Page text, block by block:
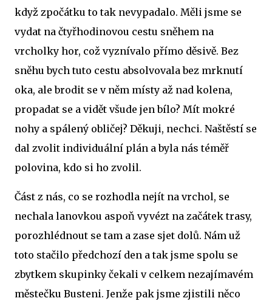
když zpočátku to tak nevypadalo. Měli jsme se
vydat na čtyřhodinovou cestu sněhem na
vrcholky hor, což vyznívalo přímo děsivě. Bez
sněhu bych tuto cestu absolvovala bez mrknutí
oka, ale brodit se v něm místy až nad kolena,
propadat se a vidět všude jen bílo? Mít mokré
nohy a spálený obličej? Děkuji, nechci. Naštěstí se
dal zvolit individuální plán a byla nás téměř
polovina, kdo si ho zvolil.
Část z nás, co se rozhodla nejít na vrchol, se
nechala lanovkou aspoň vyvézt na začátek trasy,
porozhlédnout se tam a zase sjet dolů. Nám už
toto stačilo předchozí den a tak jsme spolu se
zbytkem skupinky čekali v celkem nezajímavém
městečku Busteni. Jenže pak jsme zjistili něco